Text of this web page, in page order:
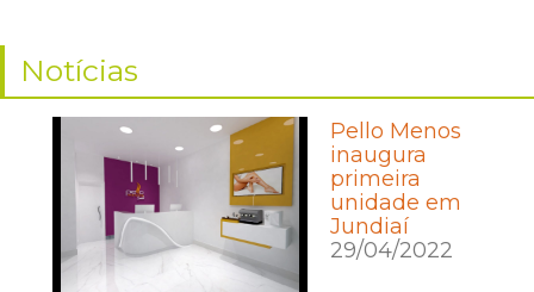
Notícias
Pello Menos
inaugura
primeira
unidade em
Jundiaí
29/04/2022